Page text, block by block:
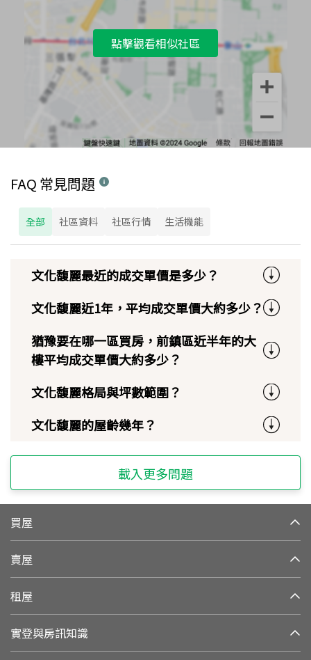
點擊觀看相似社區
FAQ 常見問題
全部 社區資料 社區行情 生活機能
文化馥麗最近的成交單價是多少？
文化馥麗近1年，平均成交單價大約多少？
猶豫要在哪一區買房，前鎮區近半年的大
樓平均成交單價大約多少？
文化馥麗格局與坪數範圍？
文化馥麗的屋齡幾年？
載入更多問題
買屋
賣屋
租屋
實登與房訊知識